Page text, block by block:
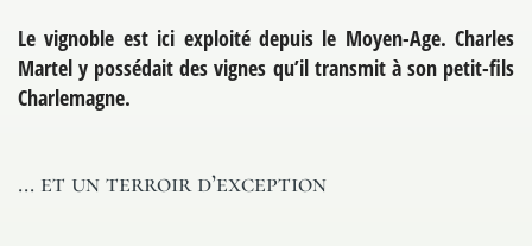
Le vignoble est ici exploité depuis le Moyen-Age. Charles
Martel y possédait des vignes qu’il transmit à son petit-fils
Charlemagne.
… et un terroir d’exception